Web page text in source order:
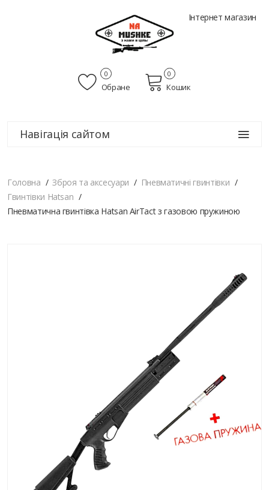
Інтернет магазин
Обране
0
Кошик
0
Навігація сайтом
Головна Зброя та аксесуари
Пневматичні гвинтівки
Гвинтівки Hatsan
Пневматична гвинтівка Hatsan AirTact з газовою пружиною